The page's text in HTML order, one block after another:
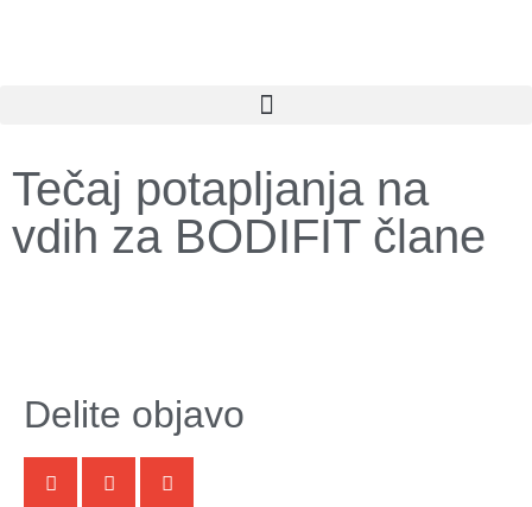
Tečaj potapljanja na
vdih za BODIFIT člane
Delite objavo